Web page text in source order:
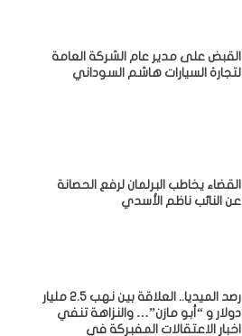
القبض على مدير عام الشركة العامة
لتجارة السيارات هاشم السوداني
القضاء يخاطب البرلمان لرفع الحصانة
عن النائب ناظم الأسدي
رصد الميديا.. العلاقة بين نهب 2.5 مليار
دولار و “أبو مازن”… والنزاهة تنفي
اخبار الاعتقالات المفبركة في